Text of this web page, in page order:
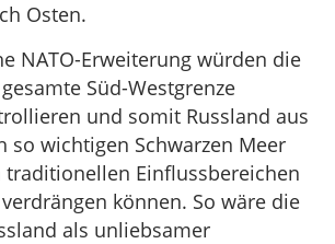
Osten.
NATO-Erweiterung würden die
Süd-Westgrenze
und somit Russland aus
so wichtigen Schwarzen Meer
traditionellen Einflussbereichen
können. So wäre die
als unliebsamer